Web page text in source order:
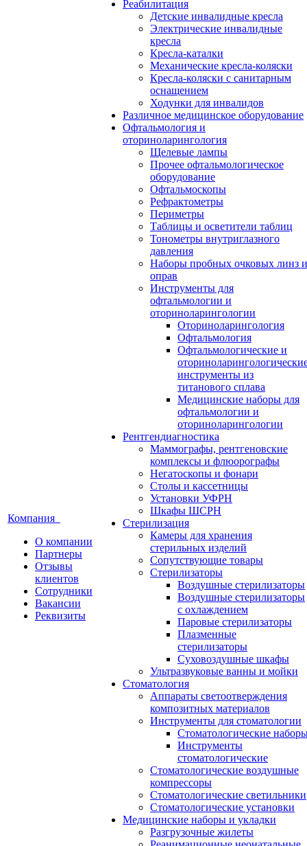
Компания
О компании
Партнеры
Отзывы
клиентов
Сотрудники
Вакансии
Реквизиты
Реабилитация
Детские инвалидные кресла
Электрические инвалидные
кресла
Кресла-каталки
Механические кресла-коляски
Кресла-коляски с санитарным
оснащением
Ходунки для инвалидов
Различное медицинское оборудование
Офтальмология и
оториноларингология
Щелевые лампы
Прочее офтальмологическое
оборудование
Офтальмоскопы
Рефрактометры
Периметры
Таблицы и осветители таблиц
Тонометры внутриглазного
давления
Наборы пробных очковых линз и
оправ
Инструменты для
офтальмологии и
оториноларингологии
Оториноларингология
Офтальмология
Офтальмологические и
инструменты из
титанового сплава
Медицинские наборы для
офтальмологии и
оториноларингологии
Рентгендиагностика
Маммографы, рентгеновские
комплексы и флюорографы
Негатоскопы и фонари
Столы и кассетницы
Установки УФРН
Шкафы ШСРН
Стерилизация
Камеры для хранения
стерильных изделий
Сопутствующие товары
Стерилизаторы
Воздушные стерилизаторы
Воздушные стерилизаторы
с охлаждением
Паровые стерилизаторы
Плазменные
стерилизаторы
Суховоздушные шкафы
Ультразвуковые ванны и мойки
Стоматология
Аппараты светоотверждения
композитных материалов
Инструменты для стоматологии
Стоматологические
Инструменты
стоматологические
Стоматологические воздушные
компрессоры
Стоматологические светильники
Стоматологические установки
Медицинские наборы и укладки
Разгрузочные жилеты